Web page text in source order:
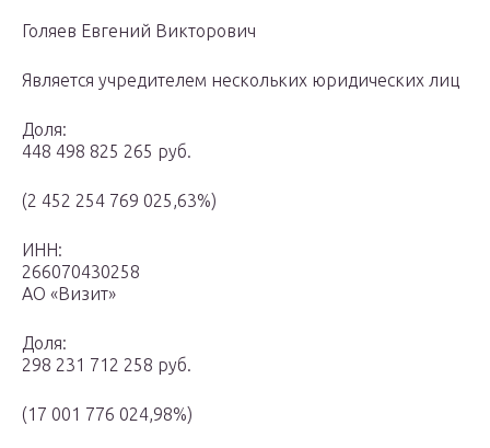
Голяев Евгений Викторович
Является учредителем нескольких юридических лиц
Доля:
448 498 825 265 руб.
(2 452 254 769 025,63%)
ИНН:
266070430258
АО «Визит»
Доля:
298 231 712 258 руб.
(17 001 776 024,98%)